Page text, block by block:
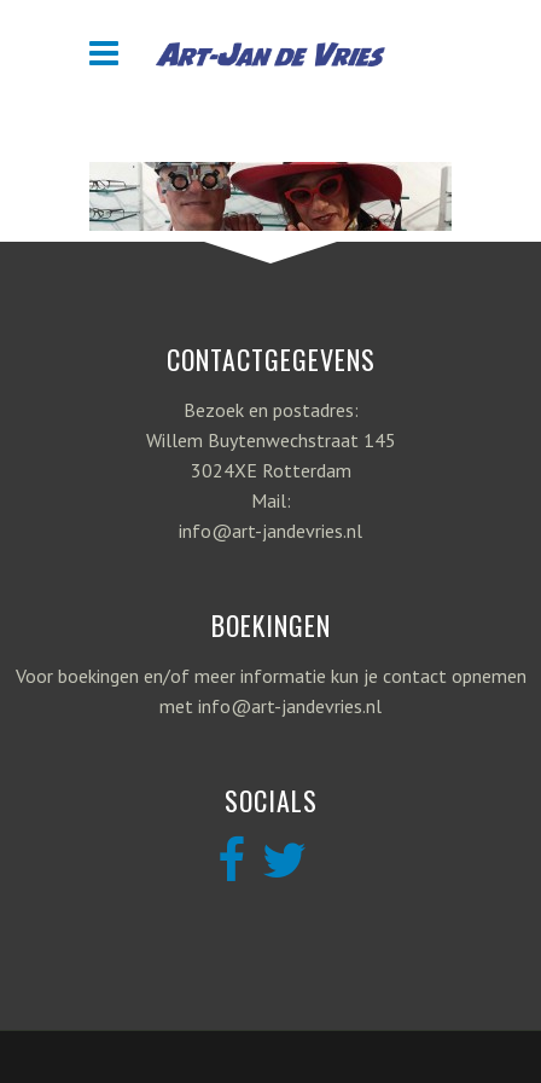
CONTACTGEGEVENS
Bezoek en postadres:
Willem Buytenwechstraat 145
3024XE Rotterdam
Mail:
info@art-jandevries.nl
BOEKINGEN
Voor boekingen en/of meer informatie kun je contact opnemen
met info@art-jandevries.nl
SOCIALS